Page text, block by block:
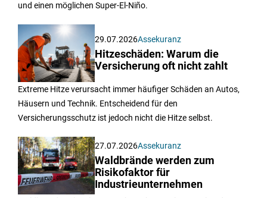
und einen möglichen Super-El-Niño.
29.07.2026Assekuranz
Hitzeschäden: Warum die
Versicherung oft nicht zahlt
Extreme Hitze verursacht immer häufiger Schäden an Autos,
Häusern und Technik. Entscheidend für den
Versicherungsschutz ist jedoch nicht die Hitze selbst.
27.07.2026Assekuranz
Waldbrände werden zum
Risikofaktor für
Industrieunternehmen